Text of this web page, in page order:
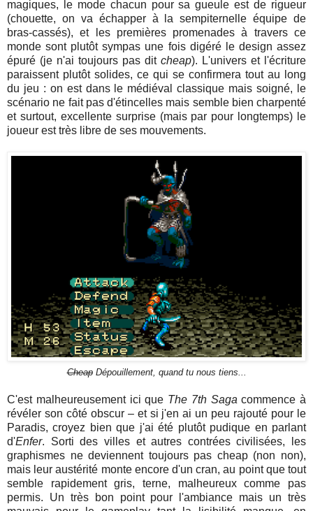
magiques, le mode chacun pour sa gueule est de rigueur
(chouette, on va échapper à la sempiternelle équipe de
bras-cassés), et les premières promenades à travers ce
monde sont plutôt sympas une fois digéré le design assez
épuré (je n'ai toujours pas dit cheap). L'univers et l'écriture
paraissent plutôt solides, ce qui se confirmera tout au long
du jeu : on est dans le médiéval classique mais soigné, le
scénario ne fait pas d'étincelles mais semble bien charpenté
et surtout, excellente surprise (mais par pour longtemps) le
joueur est très libre de ses mouvements.
CheapDépouillement, quand tu nous tiens...
C'est malheureusement ici que The 7th Sagacommence à
révéler son côté obscur – et si j'en ai un peu rajouté pour le
Paradis, croyez bien que j'ai été plutôt pudique en parlant
d'Enfer. Sorti des villes et autres contrées civilisées, les
graphismes ne deviennent toujours pas cheap (non non),
mais leur austérité monte encore d'un cran, au point que tout
semble rapidement gris, terne, malheureux comme pas
permis. Un très bon point pour l'ambiance mais un très